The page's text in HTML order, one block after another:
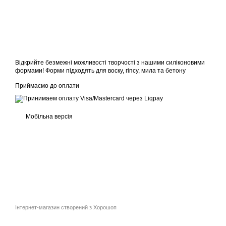
Відкрийте безмежні можливості творчості з нашими силіконовими
формами! Форми підходять для воску, гіпсу, мила та бетону
Приймаємо до оплати
Мобільна версія
Інтернет-магазин створений з Хорошоп